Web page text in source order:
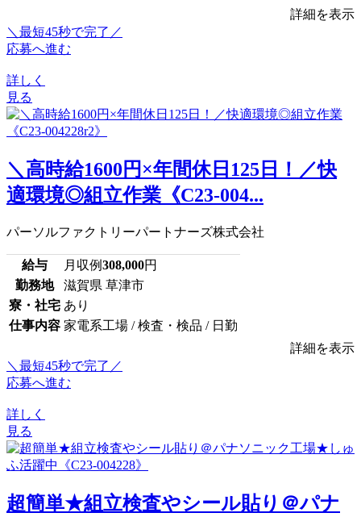
詳細を表示
＼最短45秒で完了／
応募へ進む
詳しく
見る
＼高時給1600円×年間休日125日！／快
適環境◎組立作業《C23-004...
パーソルファクトリーパートナーズ株式会社
給与 月収例308,000円
勤務地
滋賀県 草津市
寮・社宅 あり
仕事内容 家電系工場 / 検査・検品 / 日勤
詳細を表示
＼最短45秒で完了／
応募へ進む
詳しく
見る
超簡単★組立検査やシール貼り＠パナ